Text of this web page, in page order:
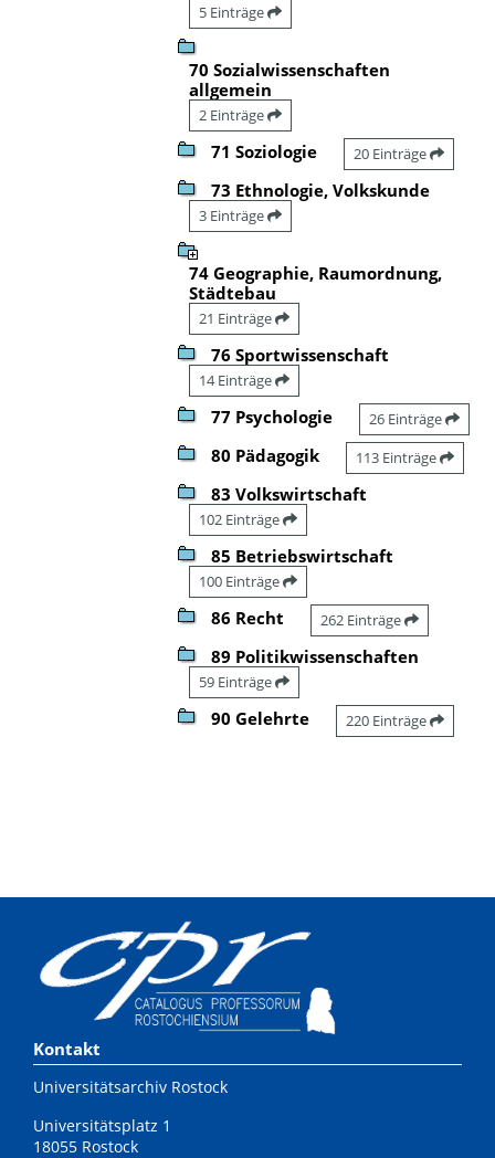
5 Einträge
70 Sozialwissenschaften
allgemein
2 Einträge
71 Soziologie 20 Einträge
73 Ethnologie, Volkskunde
3 Einträge
74 Geographie, Raumordnung,
Städtebau
21 Einträge
76 Sportwissenschaft
14 Einträge
77 Psychologie 26 Einträge
80 Pädagogik 113 Einträge
83 Volkswirtschaft
102 Einträge
85 Betriebswirtschaft
100 Einträge
86 Recht 262 Einträge
89 Politikwissenschaften
59 Einträge
90 Gelehrte 220 Einträge
Kontakt
Universitätsarchiv Rostock
Universitätsplatz 1
18055 Rostock